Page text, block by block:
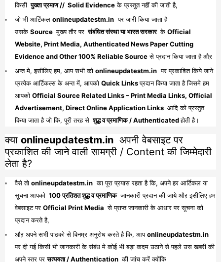
किसी पुख्ता प्रमाण // Solid Evidenceके प्रस्तुत नहीं की जाती है,
जो भी आर्टिकल onlineupdatestm.in पर जारी किया जाता है
उसके Source मुख्य तौर पर संबंधित संस्था या भारत सरकार के Official
Website, Print Media, Authenticated News Paper Cutting
Evidence and Other 100% Reliable Sourceसे प्रदान किया जाता है औऱ
अन्त मे, इसीलिए हम, आप सभी को onlineupdatestm.in पर प्रकाशित किये जाने
प्रत्येक आर्टिकल्स के अन्त में, आपको Quick Linksप्रदान किया जाता है जिसमे हम
आपको Official Source Related Links – Print Media Links, Official
Advertisement, Direct Online Application Links आदि को प्रस्तुत
किया जाता है जो कि, पूरी तरह से शुद्ध व प्रमाणिक / Authenticatedहोती है।
क्या onlineupdatestm.in अपनी वेबसाइट पर
प्रकाशित की जाने वाली सामग्री / Content की जिम्मेदारी
लेता है?
वैसे तो onlineupdatestm.in का पूरा प्रयास रहता है कि, अपने हर आर्टिकल या
सूचना आपको 100 प्रतिशत शुद्ध व प्रमाणिक जानकारी प्रदान की जाये औऱ इसीलिए हम
वेबसाइट पर Official Print Media से प्राप्त जानकारी के आधार पर सूचना को
प्रदान करते है,
औऱ अपने सभी पाठको से विनम्र अनुरोध करते है कि, आपonlineupdatestm.in
पर दी गई किसी भी जानकारी के संबंध मे कोई भी बड़ा कदम उठाने से पहले उस खबरी की
अपने स्तर परसत्ययता / Authentication की जांच करें क्योंकि